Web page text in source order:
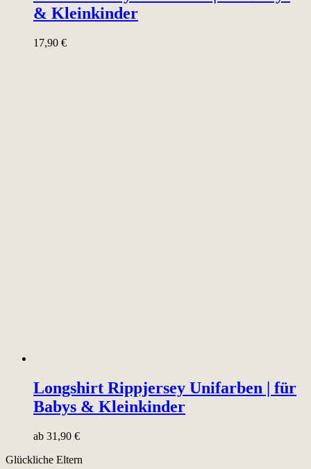
& Kleinkinder
17,90 €
Longshirt Rippjersey Unifarben | für
Babys & Kleinkinder
ab 31,90 €
Glückliche Eltern